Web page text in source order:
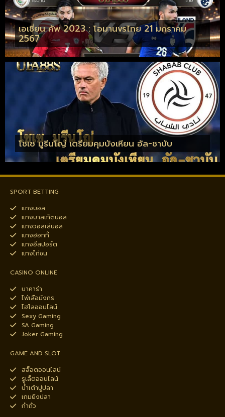
เอเชี่ยน คัพ 2023 : โอมานvsไทย 21 มกราคม
2567
โชเซ มูรีนโญ่ เตรียมคุมบังเหียน อัล-ชาบับ
SPORT BETTING
แทงบอล
แทงบาสเก็ตบอล
แทงวอลเล่บอล
แทงฮอกกี้
แทงอีสปอร์ต
แทงไก่ชน
CASINO ONLINE
บาคาร่า
ไพ่เสือมังกร
ไฮโลออนไลน์
Sexy Gaming
SA Gaming
Joker Gaming
GAME AND SLOT
สล็อตออนไลน์
รูเล็ตออนไลน์
น้ำเต้าปูปลา
เกมยิงปลา
กำถั่ว